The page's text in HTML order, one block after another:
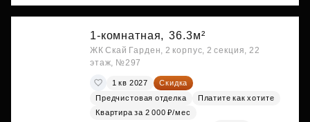
1-комнатная, 36.3м²
ЖК Скай Гарден, 2 корпус, 2 секция, 22
этаж, №297
1 кв 2027
Скидка
Предчистовая отделка
Платите как хотите
Квартира за 2 000 ₽/мес